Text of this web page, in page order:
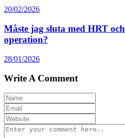
20/02/2026
Måste jag sluta med HRT
operation?
28/01/2026
Write A Comment